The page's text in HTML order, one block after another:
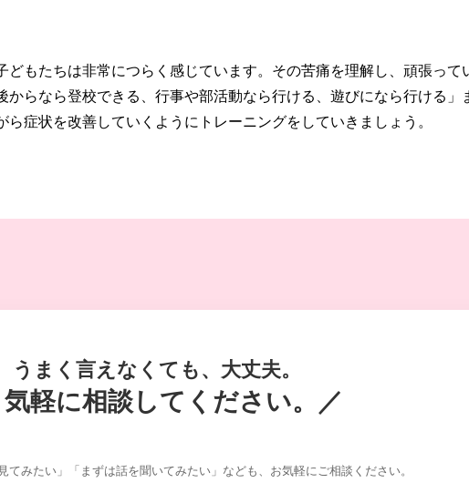
どもたちは非常につらく感じています。その苦痛を理解し、頑張って
からなら登校できる、行事や部活動なら行ける、遊びになら行ける」
症状を改善していくようにトレーニングをしていきましょう。
うまく言えなくても、大丈夫。
気軽に相談してください。／
てみたい」「まずは話を聞いてみたい」なども、お気軽にご相談ください。